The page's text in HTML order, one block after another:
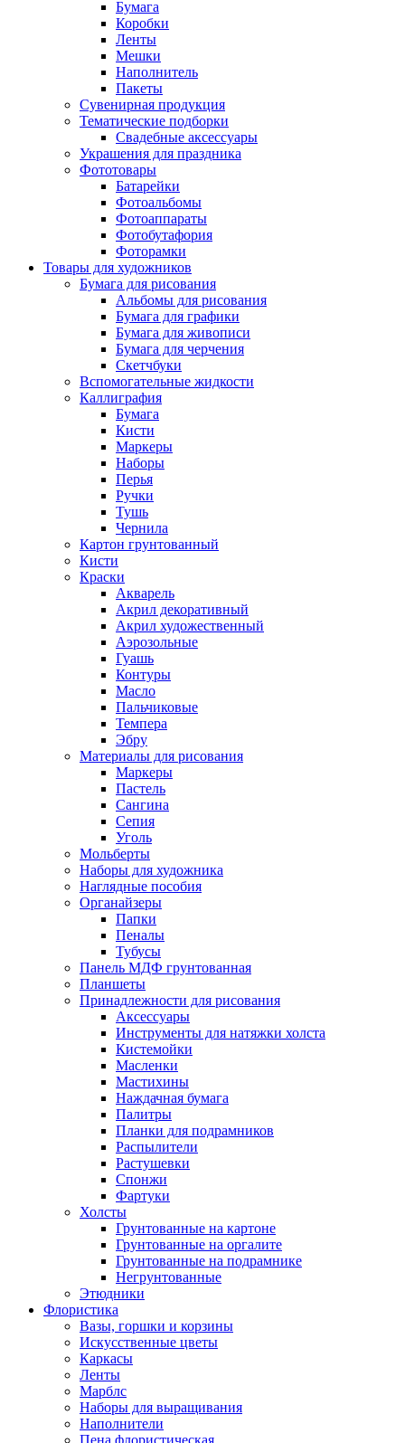
Бумага
Коробки
Ленты
Мешки
Наполнитель
Пакеты
Сувенирная продукция
Тематические подборки
Свадебные аксессуары
Украшения для праздника
Фототовары
Батарейки
Фотоальбомы
Фотоаппараты
Фотобутафория
Фоторамки
Товары для художников
Бумага для рисования
Альбомы для рисования
Бумага для графики
Бумага для живописи
Бумага для черчения
Скетчбуки
Вспомогательные жидкости
Каллиграфия
Бумага
Кисти
Маркеры
Наборы
Перья
Ручки
Тушь
Чернила
Картон грунтованный
Кисти
Краски
Акварель
Акрил декоративный
Акрил художественный
Аэрозольные
Гуашь
Контуры
Масло
Пальчиковые
Темпера
Эбру
Материалы для рисования
Маркеры
Пастель
Сангина
Сепия
Уголь
Мольберты
Наборы для художника
Наглядные пособия
Органайзеры
Папки
Пеналы
Тубусы
Панель МДФ грунтованная
Планшеты
Принадлежности для рисования
Аксессуары
Инструменты для натяжки холста
Кистемойки
Масленки
Мастихины
Наждачная бумага
Палитры
Планки для подрамников
Распылители
Растушевки
Спонжи
Фартуки
Холсты
Грунтованные на картоне
Грунтованные на оргалите
Грунтованные на подрамнике
Негрунтованные
Этюдники
Флористика
Вазы, горшки и корзины
Искусственные цветы
Каркасы
Ленты
Марблс
Наборы для выращивания
Наполнители
Пена флористическая